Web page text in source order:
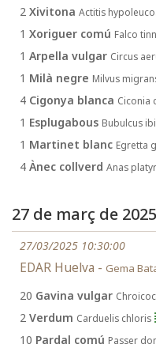
2 Xivitona Actitis
1 Xoriguer comú Falco
1 Arpella vulgar Circus
1 Milà negre Milvus
4 Cigonya blanca Ciconia
1 Esplugabous Bubulcus
1 Martinet blanc Egretta
4 Ànec collverd Anas
27 de març de 2025
27/03/2025 10:30:00
EDAR Huelva - Gema
20 Gavina vulgar
2 Verdum Carduelis chloris
10 Pardal comú Passer